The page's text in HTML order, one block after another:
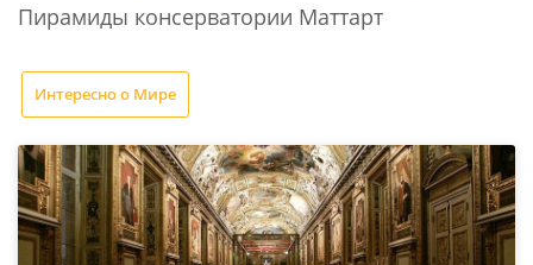
Пирамиды консерватории Маттарт
Интересно о Мире